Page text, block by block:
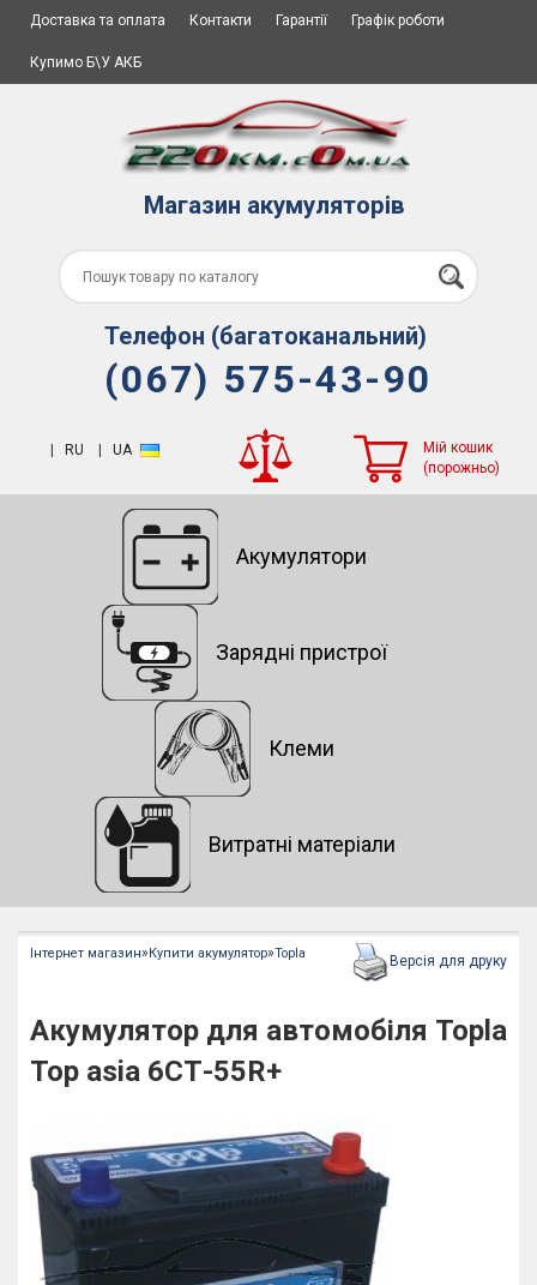
Доставка та оплата Контакти Гарантії Графік роботи
Купимо Б\У АКБ
Магазин акумуляторів
Телефон (багатоканальний)
(067) 575-43-90
RU UA
Мій кошик
(порожньо)
Акумулятори
Зарядні пристрої
Клеми
Витратні матеріали
Інтернет магазин»Купити акумулятор»Topla Версія для друку
Акумулятор для автомобіля Topla
Top asia 6СТ-55R+